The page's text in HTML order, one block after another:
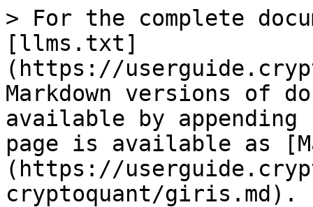
> For the complete
[llms.txt]
(https://
Markdown versions of
available by
page is available as
(https://
cryptoquant/giris.md).